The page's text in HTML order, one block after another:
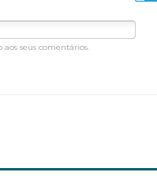
seus comentários.